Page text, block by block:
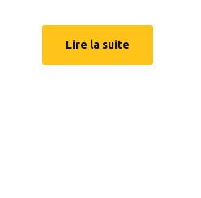
Lire la suite